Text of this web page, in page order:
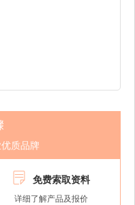
质品牌
 免费索取资料
详细了解产品及报价